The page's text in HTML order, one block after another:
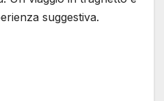
suggestiva.